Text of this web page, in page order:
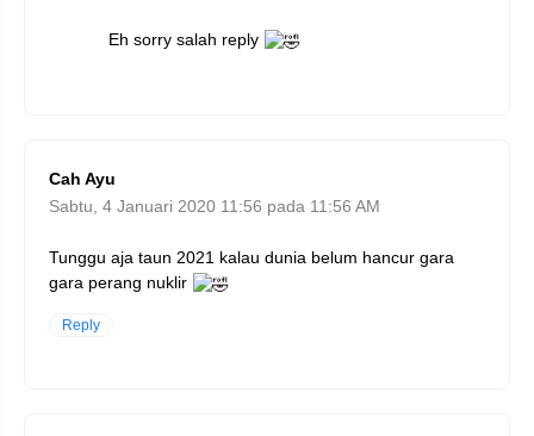
Eh sorry salah reply
Cah Ayu
Sabtu, 4 Januari 2020 11:56 pada 11:56 AM
Tunggu aja taun 2021 kalau dunia belum hancur gara
gara perang nuklir
Reply